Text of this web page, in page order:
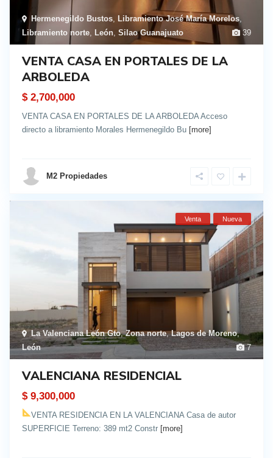
39
Hermenegildo Bustos, Libramiento José María Morelos,
Libramiento norte, León, Silao Guanajuato
VENTA CASA EN PORTALES DE LA
ARBOLEDA
$ 2,700,000
VENTA CASA EN PORTALES DE LA ARBOLEDA Acceso
directo a libramiento Morales Hermenegildo Bu [more]
M2 Propiedades
7
La Valenciana León Gto,Zona norte,Lagos de Moreno,
León
Venta Nueva
VALENCIANA RESIDENCIAL
$ 9,300,000
VENTA RESIDENCIA EN LA VALENCIANA Casa de autor
SUPERFICIE Terreno: 389 mt2 Constr [more]